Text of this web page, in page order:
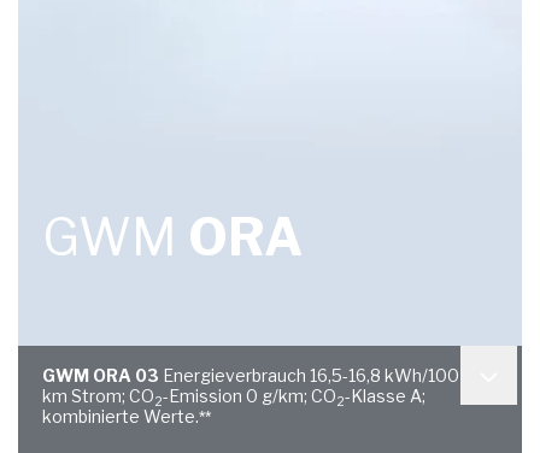
GWM ORA
GWM ORA 03 Energieverbrauch 16,5-16,8 kWh/100
km Strom; CO2-Emission 0 g/km; CO2-Klasse A;
kombinierte Werte.**